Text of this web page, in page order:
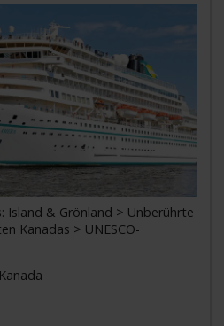
Island & Grönland > Unberührte
Kanadas > UNESCO-